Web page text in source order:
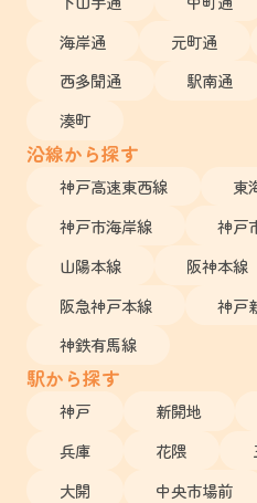
海岸通
元町通
西多聞通
駅南通
湊町
沿線から探す
神戸高速東西線
東
神戸市海岸線
神戸
山陽本線
阪神本線
阪急神戸本線
神戸
神鉄有馬線
駅から探す
神戸 新開地
兵庫
花隈
大開
中央市場前